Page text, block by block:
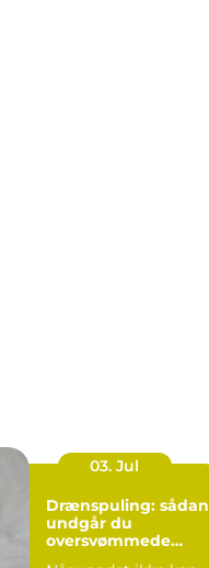
03. Jul
Drænspuling: sådan
undgår du
oversvømmede